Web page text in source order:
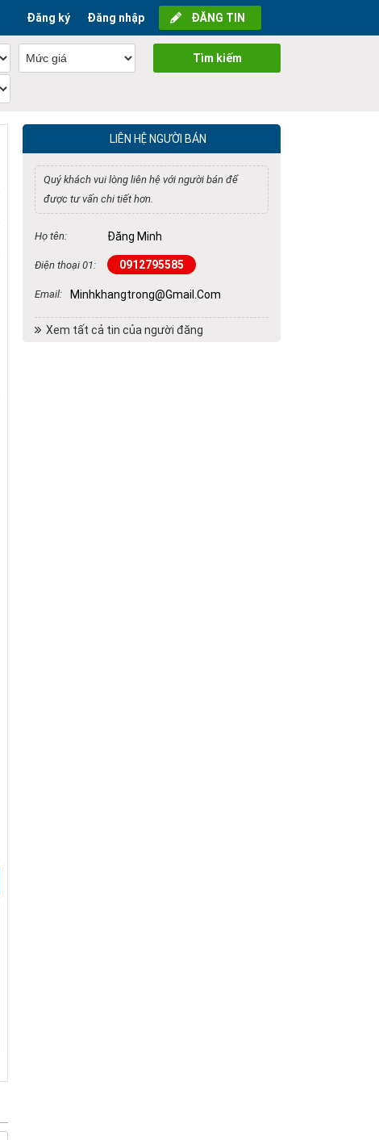
ĐĂNG TIN
Đăng nhập
Đăng ký
Tìm kiếm
LIÊN HỆ NGƯỜI BÁN
Quý khách vui lòng liên hệ với người bán để
được tư vấn chi tiết hơn.
Họ tên: Đăng Minh
Điện thoại 01: 0912795585
Email: Minhkhangtrong@gmail.com
Xem tất cả tin của người đăng